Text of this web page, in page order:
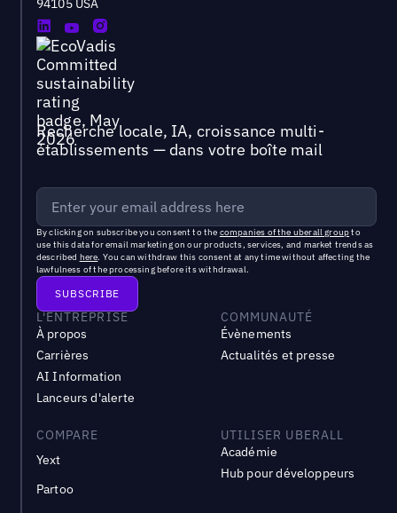
94105 USA
Recherche locale, IA, croissance multi-
établissements — dans votre boîte mail
By clicking on subscribe you consent to the companies of the uberall groupto
use this data for email marketing on our products, services, and market trends as
described here. You can withdraw this consent at any time without affecting the
lawfulness of the processing before its withdrawal.
L'ENTREPRISE
À propos
Carrières
AI Information
Lanceurs d'alerte
COMMUNAUTÉ
Évènements
Actualités et presse
COMPARE
Yext
Partoo
UTILISER UBERALL
Académie
Hub pour développeurs